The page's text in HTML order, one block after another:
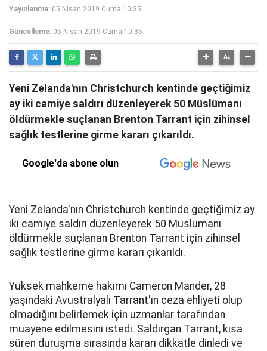
Yayınlanma: 05 Nisan 2019 Cuma 10:35
Güncelleme: 05 Nisan 2019 Cuma 10:35
Yeni Zelanda'nın Christchurch kentinde geçtiğimiz
ay iki camiye saldırı düzenleyerek 50 Müslümanı
öldürmekle suçlanan Brenton Tarrant için zihinsel
sağlık testlerine girme kararı çıkarıldı.
Google'da abone olun
Yeni Zelanda'nın Christchurch kentinde geçtiğimiz ay
iki camiye saldırı düzenleyerek 50 Müslümanı
öldürmekle suçlanan Brenton Tarrant için zihinsel
sağlık testlerine girme kararı çıkarıldı.
Yüksek mahkeme hakimi Cameron Mander, 28
yaşındaki Avustralyalı Tarrant'ın ceza ehliyeti olup
olmadığını belirlemek için uzmanlar tarafından
muayene edilmesini istedi. Saldırgan Tarrant, kısa
süren duruşma sırasında kararı dikkatle dinledi ve